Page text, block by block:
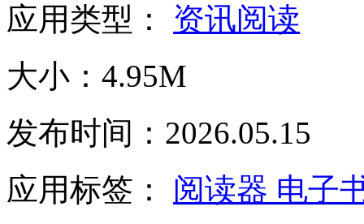
应用类型： 资讯阅读
大小：4.95M
发布时间：2026.05.15
应用标签： 阅读器 电子